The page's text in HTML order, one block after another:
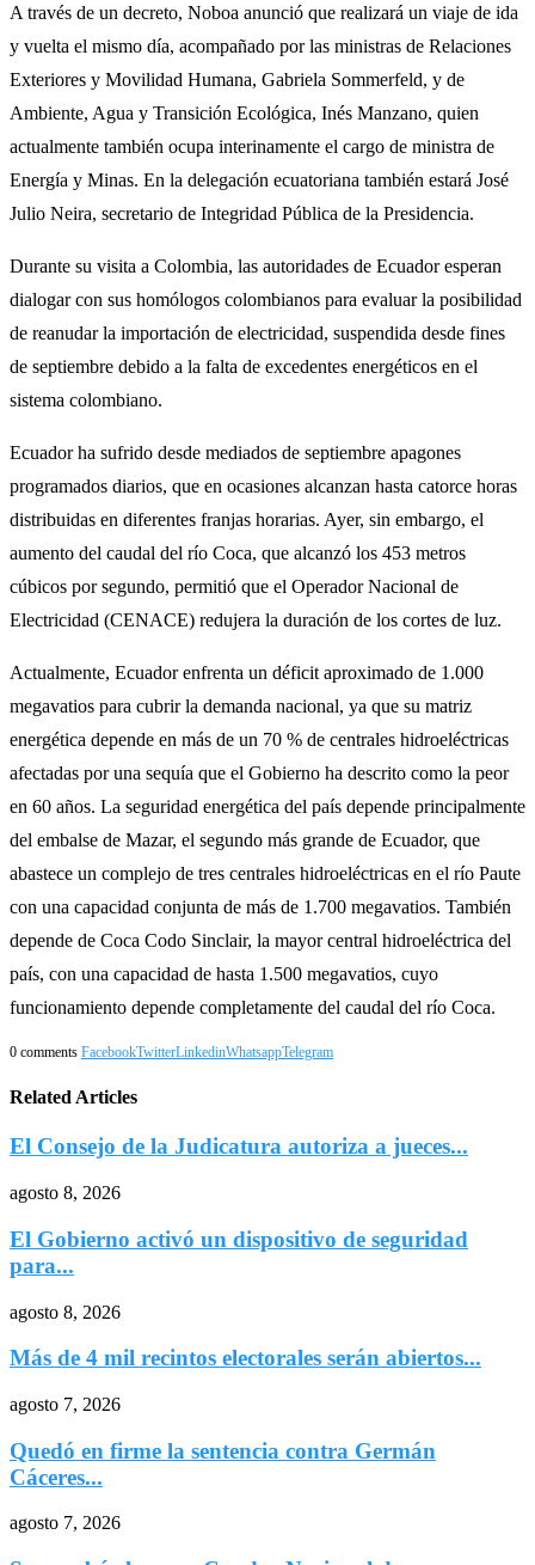
A través de un decreto, Noboa anunció que realizará un viaje de ida
y vuelta el mismo día, acompañado por las ministras de Relaciones
Exteriores y Movilidad Humana, Gabriela Sommerfeld, y de
Ambiente, Agua y Transición Ecológica, Inés Manzano, quien
actualmente también ocupa interinamente el cargo de ministra de
Energía y Minas. En la delegación ecuatoriana también estará José
Julio Neira, secretario de Integridad Pública de la Presidencia.
Durante su visita a Colombia, las autoridades de Ecuador esperan
dialogar con sus homólogos colombianos para evaluar la posibilidad
de reanudar la importación de electricidad, suspendida desde fines
de septiembre debido a la falta de excedentes energéticos en el
sistema colombiano.
Ecuador ha sufrido desde mediados de septiembre apagones
programados diarios, que en ocasiones alcanzan hasta catorce horas
distribuidas en diferentes franjas horarias. Ayer, sin embargo, el
aumento del caudal del río Coca, que alcanzó los 453 metros
cúbicos por segundo, permitió que el Operador Nacional de
Electricidad (CENACE) redujera la duración de los cortes de luz.
Actualmente, Ecuador enfrenta un déficit aproximado de 1.000
megavatios para cubrir la demanda nacional, ya que su matriz
energética depende en más de un 70 % de centrales hidroeléctricas
afectadas por una sequía que el Gobierno ha descrito como la peor
en 60 años. La seguridad energética del país depende principalmente
del embalse de Mazar, el segundo más grande de Ecuador, que
abastece un complejo de tres centrales hidroeléctricas en el río Paute
con una capacidad conjunta de más de 1.700 megavatios. También
depende de Coca Codo Sinclair, la mayor central hidroeléctrica del
país, con una capacidad de hasta 1.500 megavatios, cuyo
funcionamiento depende completamente del caudal del río Coca.
0 comments FacebookTwitterLinkedinWhatsappTelegram
Related Articles
El Consejo de la Judicatura autoriza a jueces...
agosto 8, 2026
El Gobierno activó un dispositivo de seguridad
para...
agosto 8, 2026
Más de 4 mil recintos electorales serán abiertos...
agosto 7, 2026
Quedó en firme la sentencia contra Germán
Cáceres...
agosto 7, 2026